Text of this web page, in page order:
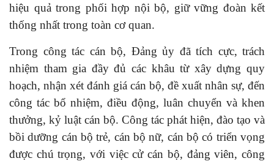
hiệu quả trong phối hợp nội bộ, giữ vững đoàn kết
thống nhất trong toàn cơ quan.
Trong công tác cán bộ, Đảng ủy đã tích cực, trách
nhiệm tham gia đầy đủ các khâu từ xây dựng quy
hoạch, nhận xét đánh giá cán bộ, đề xuất nhân sự, đến
công tác bổ nhiệm, điều động, luân chuyển và khen
thưởng, kỷ luật cán bộ. Công tác phát hiện, đào tạo và
bồi dưỡng cán bộ trẻ, cán bộ nữ, cán bộ có triển vọng
được chú trọng, với việc cử cán bộ, đảng viên, công